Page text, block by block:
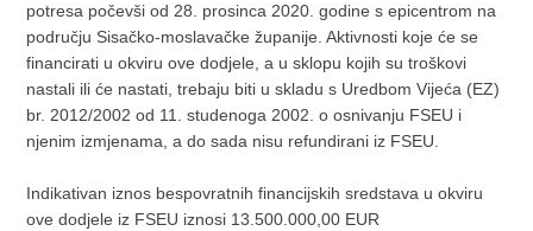
potresa počevši od 28. prosinca 2020. godine s epicentrom na
području Sisačko-moslavačke županije. Aktivnosti koje će se
financirati u okviru ove dodjele, a u sklopu kojih su troškovi
nastali ili će nastati, trebaju biti u skladu s Uredbom Vijeća (EZ)
br. 2012/2002 od 11. studenoga 2002. o osnivanju FSEU i
njenim izmjenama, a do sada nisu refundirani iz FSEU.
Indikativan iznos bespovratnih financijskih sredstava u okviru
ove dodjele iz FSEU iznosi 13.500.000,00 EUR